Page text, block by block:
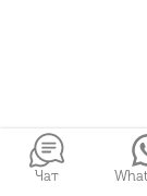
Чат